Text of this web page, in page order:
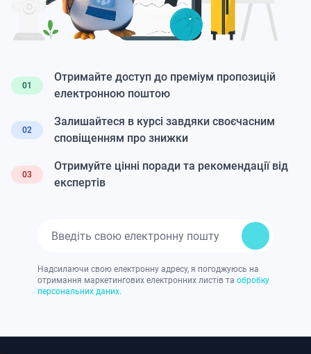
01
Отримайте доступ до преміум пропозицій
електронною поштою
02
Залишайтеся в курсі завдяки своєчасним
сповіщенням про знижки
03
Отримуйте цінні поради та рекомендації від
експертів
Надсилаючи свою електронну адресу, я погоджуюсь на
отримання маркетингових електронних листів та обробку
персональних даних.